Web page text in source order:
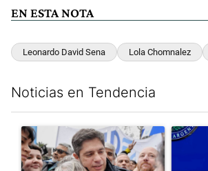
EN ESTA NOTA
Leonardo David Sena Lola Chomnalez
Noticias en Tendencia
Un artículo de tendencia con el título
Un